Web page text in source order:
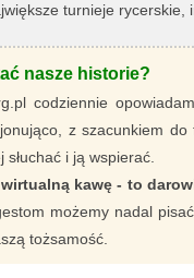
turnieje rycerskie,
nasze historie?
codziennie
z szacunkiem
słuchać i ją wspierać.
kawę - to
możemy nadal
tożsamość.